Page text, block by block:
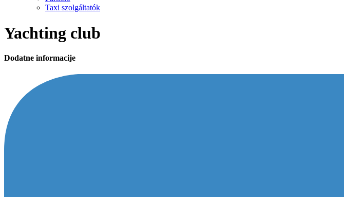
Taxi szolgáltatók
Yachting club
Dodatne informacije